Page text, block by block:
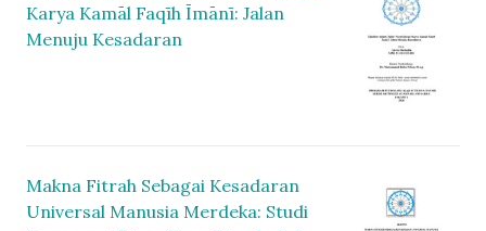
Karya Kamāl Faqīh Īmānī: Jalan
Menuju Kesadaran
Makna Fitrah Sebagai Kesadaran
Universal Manusia Merdeka: Studi